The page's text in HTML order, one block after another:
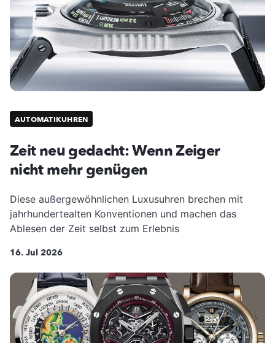
AUTOMATIKUHREN
Zeit neu gedacht: Wenn Zeiger
nicht mehr genügen
Diese außergewöhnlichen Luxusuhren brechen mit
jahrhundertealten Konventionen und machen das
Ablesen der Zeit selbst zum Erlebnis
16. Jul 2026